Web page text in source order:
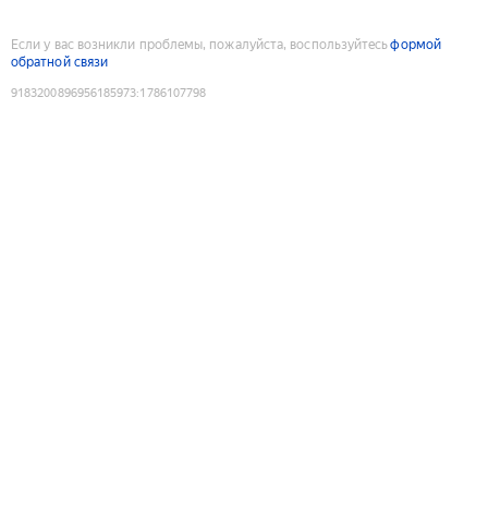
Если у вас возникли проблемы, пожалуйста, воспользуйтесьформой
обратной связи
9183200896956185973:1786107798